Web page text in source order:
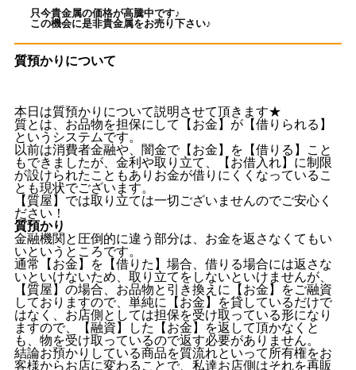
只今貴金属の価格が高騰中です♪
この機会に是非貴金属をお売り下さい♪
質預かりについて
本日は質預かりについて説明させて頂きます★
質とは、お品物を担保にして【お金】が【借りられる】
というシステムです。
以前は消費者金融や、闇金で【お金】を【借りる】こと
もできましたが、金利や取り立て、【お借入れ】に制限
が設けられたこともありお金が借りにくくなっているこ
とも現状でございます。
【質屋】では取り立ては一切ございませんのでご安心く
ださい！
質預かり
金融機関と圧倒的に違う部分は、お金を返さなくてもい
いというところです。
通常【お金】を【借りた】場合、借りる場合には返さな
いといけないため、取り立てをしないといけませんが、
【質屋】の場合、お品物と引き換えに【お金】をご融資
しておりますので、単純に【お金】を貸しているだけで
はなく、お店側としては担保を受け取っている形になり
ますので、【融資】した【お金】を返して頂かなくと
も、物を受け取っているので返す必要がありません。
結論お預かりしている商品を質流れといって所有権をお
客様からお店に変わることで、私達お店側はそれを再販